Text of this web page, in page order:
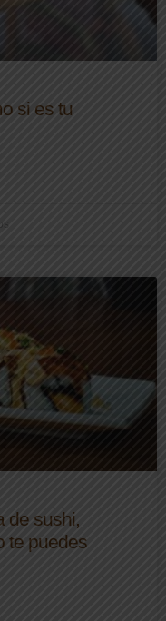
si es tu
de sushi,
te puedes